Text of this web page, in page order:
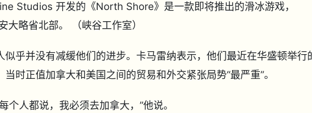
Studios 开发的《North Shore》是一款即将推出的滑冰游戏，
大略省北部。
（峡谷工作室）
乎并没有减缓他们的进步。卡马雷纳表示，他们最近在华盛顿举行
时正值加拿大和美国之间的贸易和外交紧张局势“最严重”。
人都说，我必须去加拿大，”他说。